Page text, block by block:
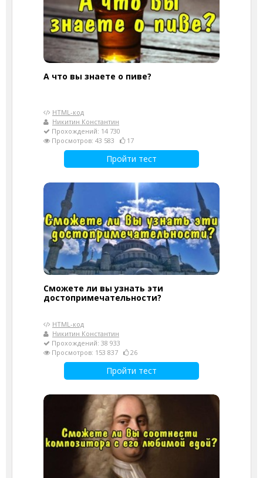
А что вы знаете о пиве?
HTML-код
Никитин Константин
Прохождений: 14 730
Просмотров: 43 583
17
Пройти тест
Сможете ли вы узнать эти
достопримечательности?
HTML-код
Никитин Константин
Прохождений: 38 933
Просмотров: 153 837
26
Пройти тест